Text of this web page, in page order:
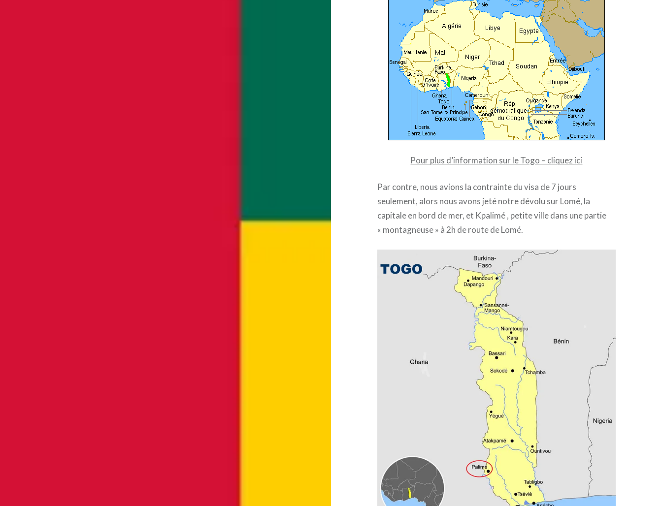
Pour plus d’information sur le Togo – cliquez ici
Par contre, nous avions la contrainte du visa de 7 jours
seulement, alors nous avons jeté notre dévolu sur Lomé, la
capitale en bord de mer, et Kpalimé , petite ville dans une partie
« montagneuse » à 2h de route de Lomé.